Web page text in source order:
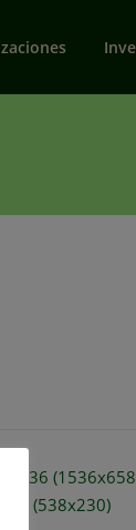
(538x230)